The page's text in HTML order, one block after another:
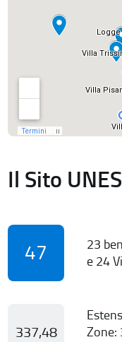
Il Sito
47
23
e 24
337,48
Zone: